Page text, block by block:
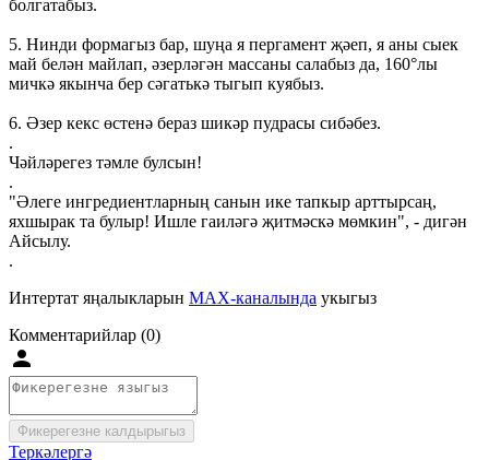
болгатабыз.
5. Нинди формагыз бар, шуңа я пергамент җәеп, я аны сыек
май белән майлап, әзерләгән массаны салабыз да, 160°лы
мичкә якынча бер сәгатькә тыгып куябыз.
6. Әзер кекс өстенә бераз шикәр пудрасы сибәбез.
.
Чәйләрегез тәмле булсын!
.
"Әлеге ингредиентларның санын ике тапкыр арттырсаң,
яхшырак та булыр! Ишле гаиләгә җитмәскә мөмкин", - дигән
Айсылу.
.
Интертат яңалыкларын MAX-каналында укыгыз
Комментарийлар (0)
Фикерегезне калдырыгыз
Теркәлергә